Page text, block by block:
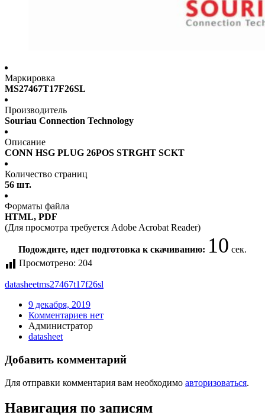
Маркировка
MS27467T17F26SL
Производитель
Souriau Connection Technology
Описание
CONN HSG PLUG 26POS STRGHT SCKT
Количество страниц
56 шт.
Форматы файла
HTML, PDF
(Для просмотра требуется Adobe Acrobat Reader)
Подождите, идет подготовка к скачиванию: 10 сек.
Просмотрено: 204
datasheetms27467t17f26sl
9 декабря, 2019
Комментариев нет
Администратор
datasheet
Добавить комментарий
Для отправки комментария вам необходимо авторизоваться.
Навигация по записям